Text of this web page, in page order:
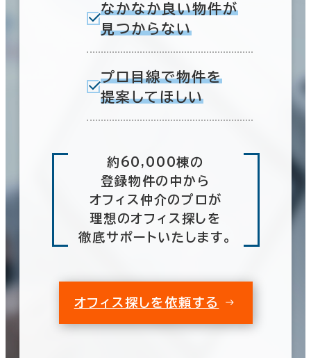
なかなか良い物件が
見つからない
プロ目線で物件を
提案してほしい
約60,000棟の
登録物件の中から
オフィス仲介のプロが
理想のオフィス探しを
徹底サポートいたします。
オフィス探しを依頼する